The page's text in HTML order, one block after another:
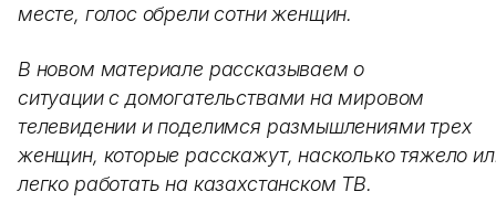
месте, голос обрели сотни женщин.
В новом материале рассказываем о
ситуации с домогательствами на мировом
телевидении и поделимся размышлениями трех
женщин, которые расскажут, насколько тяжело
легко работать на казахстанском ТВ.